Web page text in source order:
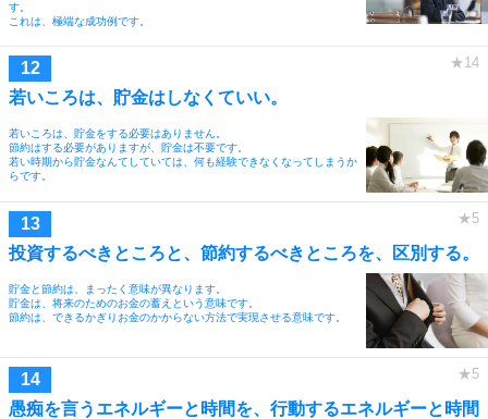
す。
これは、極端な成功例です。
若いころは、貯金はしなくていい。
若いころは、貯金をする必要はありません。
節約はする必要がありますが、貯金は不要です。
若い時期から貯金なんてしていては、何も経験できなくなってしまうか
らです。
投資するべきところと、節約するべきところを、区別する。
貯金と節約は、まったく意味が異なります。
貯金は、将来のためのお金の蓄えという意味です。
節約は、できるかぎりお金のかからない方法で実現させる意味です。
愚痴を言うエネルギーと時間を、行動するエネルギーと時間